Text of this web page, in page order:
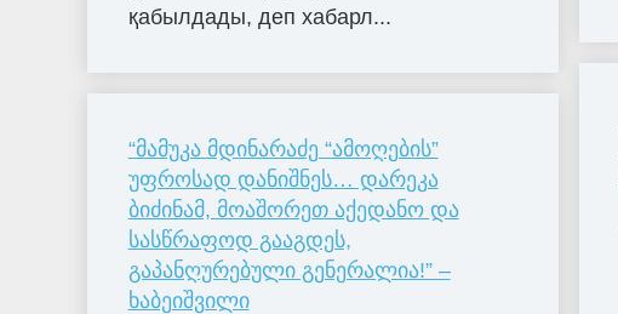
қабылдады, деп хабарл...
“მამუკა მდინარაძე “ამოღების”
უფროსად დანიშნეს… დარეკა
ბიძინამ, მოაშორეთ აქედანო და
სასწრაფოდ გააგდეს,
გაპანღურებული გენერალია!” –
ხაბეიშვილი